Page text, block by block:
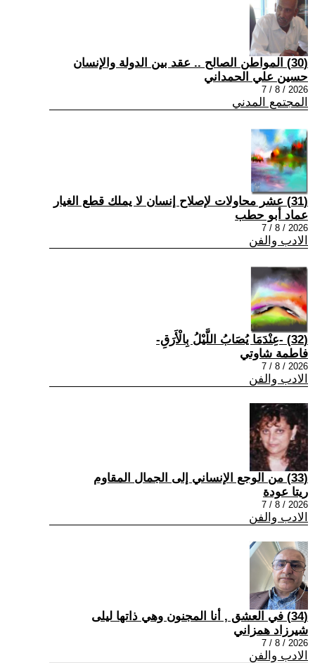
(30) المواطن الصالح .. عقد بين الدولة والإنسان
حسين علي الحمداني
2026 / 8 / 7
المجتمع المدني
(31) عشر محاولات لإصلاح إنسان لا يملك قطع الغيار
عماد أبو حطب
2026 / 8 / 7
الادب والفن
(32) -عِنْدَمَا يُصَابُ اللَّيْلُ بِالْأَرَقِ-
فاطمة شاوتي
2026 / 8 / 7
الادب والفن
(33) من الوجع الإنساني إلى الجمال المقاوم
ريتا عودة
2026 / 8 / 7
الادب والفن
(34) في العشق , أنا المجنون وهي ذاتها ليلى
شيرزاد همزاني
2026 / 8 / 7
الادب والفن